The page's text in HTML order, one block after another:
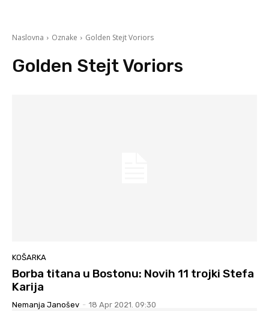
Naslovna Oznake Golden Stejt Voriors
Golden Stejt Voriors
KOŠARKA
Borba titana u Bostonu: Novih 11 trojki Stefa
Karija
Nemanja Janošev - 18 Apr 2021. 09:30